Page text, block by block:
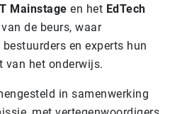
Mainstage en het EdTech
de beurs, waar
en experts hun
van het onderwijs.
in samenwerking